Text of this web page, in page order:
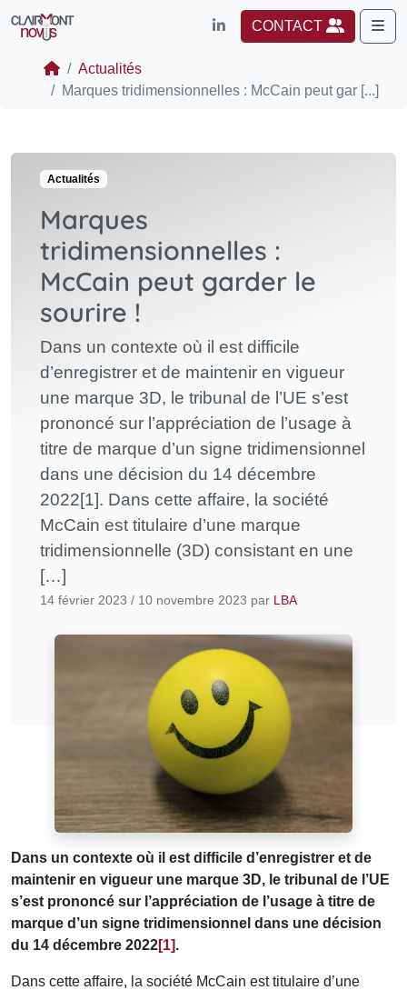
CONTACT
Actualités
Marques tridimensionnelles : McCain peut gar [...]
Actualités
Marques
tridimensionnelles :
McCain peut garder le
sourire !
Dans un contexte où il est difficile
d’enregistrer et de maintenir en vigueur
une marque 3D, le tribunal de l’UE s’est
prononcé sur l’appréciation de l’usage à
titre de marque d’un signe tridimensionnel
dans une décision du 14 décembre
2022[1]. Dans cette affaire, la société
McCain est titulaire d’une marque
tridimensionnelle (3D) consistant en une
[…]
14 février 2023 / 10 novembre 2023 par LBA
Dans un contexte où il est difficile d’enregistrer et de
maintenir en vigueur une marque 3D, le tribunal de l’UE
s’est prononcé sur l’appréciation de l’usage à titre de
marque d’un signe tridimensionnel dans une décision
du 14 décembre 2022[1].
Dans cette affaire, la société McCain est titulaire d’une